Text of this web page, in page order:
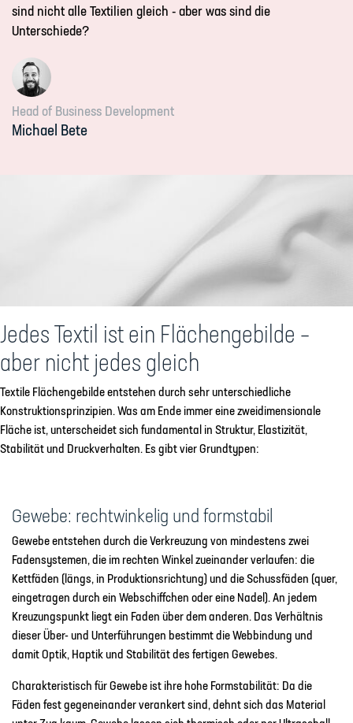
sind nicht alle Textilien gleich - aber was sind die
Unterschiede?
Head of Business Development
Michael Bete
Jedes Textil ist ein Flächengebilde –
aber nicht jedes gleich
Textile Flächengebilde entstehen durch sehr unterschiedliche
Konstruktionsprinzipien. Was am Ende immer eine zweidimensionale
Fläche ist, unterscheidet sich fundamental in Struktur, Elastizität,
Stabilität und Druckverhalten. Es gibt vier Grundtypen:
Gewebe: rechtwinkelig und formstabil
Gewebe entstehen durch die Verkreuzung von mindestens zwei
Fadensystemen, die im rechten Winkel zueinander verlaufen: die
Kettfäden (längs, in Produktionsrichtung) und die Schussfäden (quer,
eingetragen durch ein Webschiffchen oder eine Nadel). An jedem
Kreuzungspunkt liegt ein Faden über dem anderen. Das Verhältnis
dieser Über- und Unterführungen bestimmt die Webbindung und
damit Optik, Haptik und Stabilität des fertigen Gewebes.
Charakteristisch für Gewebe ist ihre hohe Formstabilität: Da die
Fäden fest gegeneinander verankert sind, dehnt sich das Material